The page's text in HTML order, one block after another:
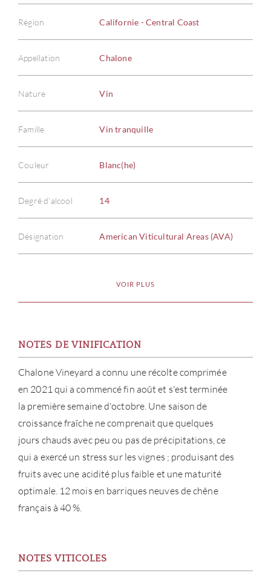
Région Californie - Central Coast
Appellation Chalone
Nature Vin
Famille Vin tranquille
Couleur Blanc(he)
Degré d'alcool 14
Désignation American Viticultural Areas (AVA)
VOIR PLUS
NOTES DE VINIFICATION
Chalone Vineyard a connu une récolte comprimée
en 2021 qui a commencé fin août et s'est terminée
la première semaine d'octobre. Une saison de
croissance fraîche ne comprenait que quelques
jours chauds avec peu ou pas de précipitations, ce
qui a exercé un stress sur les vignes ; produisant des
fruits avec une acidité plus faible et une maturité
optimale. 12 mois en barriques neuves de chêne
français à 40 %.
NOTES VITICOLES